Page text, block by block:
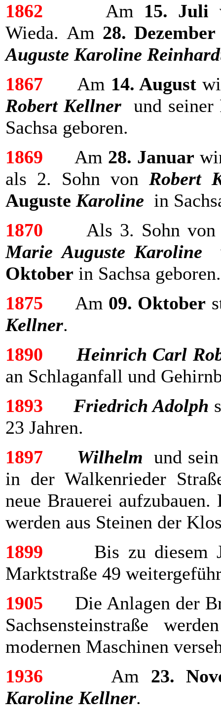
1862 Am 15. Juli
Wieda. Am 28. Dezember
Auguste Karoline
1867 Am 14. August
Robert Kellner und
Sachsa geboren.
1869 Am 28. Januar
als 2. Sohn von Robert
Auguste Karoline in
1870 Als 3. Sohn
Marie Auguste Karoline
Oktober in Sachsa geboren.
1875 Am 09. Oktober
Kellner.
1890
Heinrich Carl
an Schlaganfall und
1893
Friedrich Adolph
23 Jahren.
1897
Wilhelm und
in der Walkenrieder
neue Brauerei
werden aus Steinen der
1899 Bis zu diesem
Marktstraße 49
1905 Die Anlagen der
Sachsensteinstraße
modernen Maschinen
1936 Am 23.
Karoline Kellner.